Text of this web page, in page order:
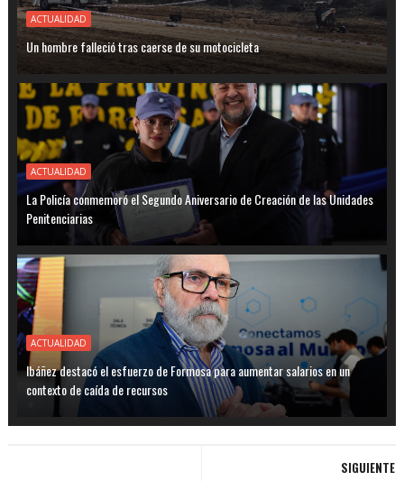
ACTUALIDAD
Un hombre falleció tras caerse de su motocicleta
ACTUALIDAD
La Policía conmemoró el Segundo Aniversario de Creación de las Unidades
Penitenciarias
ACTUALIDAD
Ibáñez destacó el esfuerzo de Formosa para aumentar salarios en un
contexto de caída de recursos
SIGUIENTE